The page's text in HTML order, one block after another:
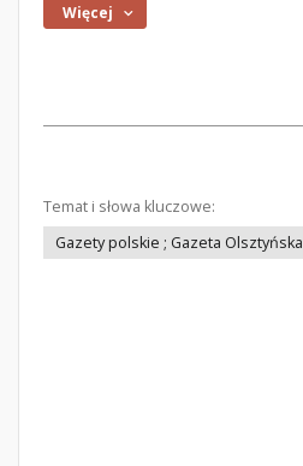
Więcej
Temat i słowa kluczowe:
Gazety polskie ; Gazeta Olsztyńska